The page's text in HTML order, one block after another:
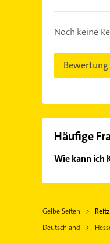
Noch keine
Bewertung
Häufige
Wie kann ich
Gelbe Seiten
Deutschland